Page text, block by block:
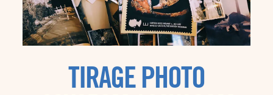
TIRAGE PHOTO